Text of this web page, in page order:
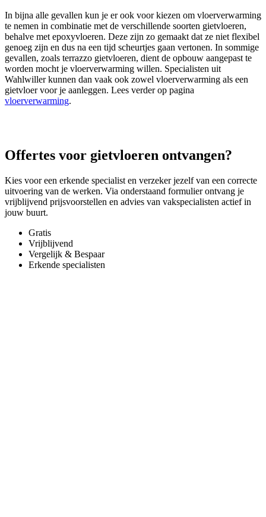
In bijna alle gevallen kun je er ook voor kiezen om vloerverwarming
te nemen in combinatie met de verschillende soorten gietvloeren,
behalve met epoxyvloeren. Deze zijn zo gemaakt dat ze niet flexibel
genoeg zijn en dus na een tijd scheurtjes gaan vertonen. In sommige
gevallen, zoals terrazzo gietvloeren, dient de opbouw aangepast te
worden mocht je vloerverwarming willen. Specialisten uit
Wahlwiller kunnen dan vaak ook zowel vloerverwarming als een
gietvloer voor je aanleggen. Lees verder op pagina
vloerverwarming.
Offertes voor gietvloeren ontvangen?
Kies voor een erkende specialist en verzeker jezelf van een correcte
uitvoering van de werken. Via onderstaand formulier ontvang je
vrijblijvend prijsvoorstellen en advies van vakspecialisten actief in
jouw buurt.
Gratis
Vrijblijvend
Vergelijk & Bespaar
Erkende specialisten